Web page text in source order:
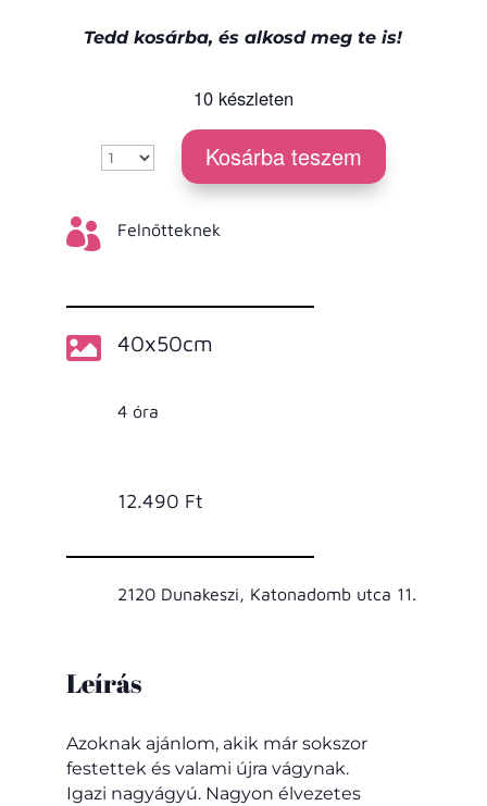
Tedd kosárba, és alkosd meg te is!
10 készleten
Kosárba teszem
 Felnőtteknek
 40x50cm
4 óra
12.490 Ft
2120 Dunakeszi, Katonadomb utca 11.
Leírás
Azoknak ajánlom, akik már sokszor
festettek és valami újra vágynak.
Igazi nagyágyú. Nagyon élvezetes